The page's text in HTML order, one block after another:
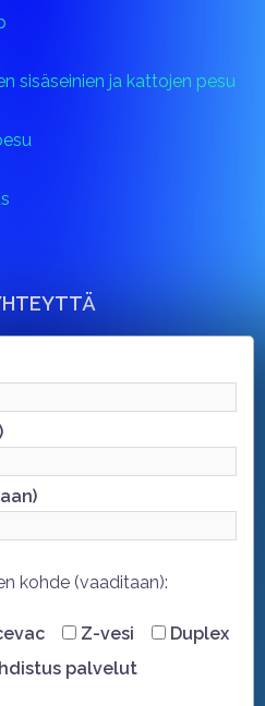
sisäseinien ja kattojen pesu
kohde (vaaditaan):
Z-vesi
Duplex
palvelut